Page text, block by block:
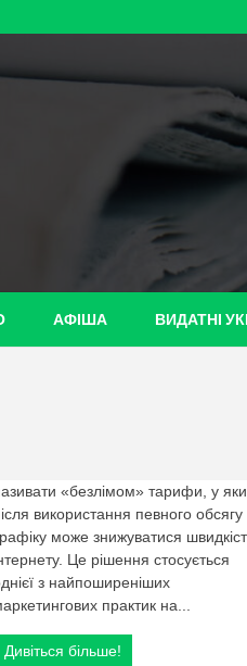
АФІША ВИДАТНІ
«безлімом» тарифи, у
використання певного обсягу
може знижуватися
Це рішення стосується
з найпоширеніших
практик на...
Дивіться більше!